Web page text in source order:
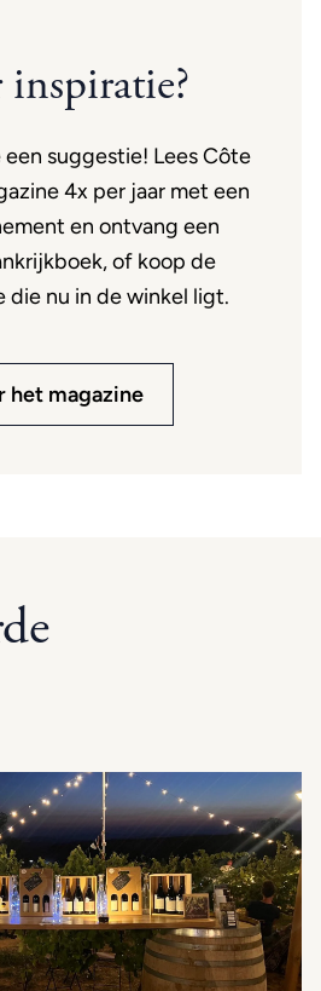
suggestie! Lees Côte
4x per jaar met een
en ontvang een
of koop de
die nu in de winkel ligt.
het magazine